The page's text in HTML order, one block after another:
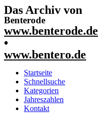
Das Archiv von
Benterode
www.benterode.de
•
www.bentero.de
Startseite
Schnellsuche
Kategorien
Jahreszahlen
Kontakt